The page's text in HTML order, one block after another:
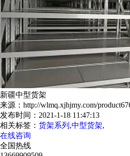
新疆中型货架
来源：http://wlmq.xjhjmy.com/
发布时间：2021-1-18 11:47:13
相关标签： 货架系列 ,中型货架,
在线咨询
全国热线